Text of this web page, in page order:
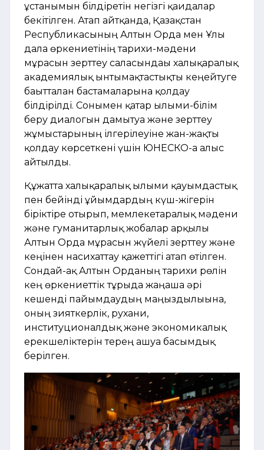
ұстанымын білдіретін негізгі қағидалар
бекітілген. Атап айтқанда, Қазақстан
Республикасының Алтын Орда мен Ұлы
дала өркениетінің тарихи-мәдени
мұрасын зерттеу саласындағы халықаралық
академиялық ынтымақтастықты кеңейтуге
бағытталған бастамаларына қолдау
білдірілді. Сонымен қатар ғылыми-білім
беру диалогын дамытуға және зерттеу
жұмыстарының ілгерілеуіне жан-жақты
қолдау көрсеткені үшін ЮНЕСКО-ға алғыс
айтылды.
Құжатта халықаралық ғылыми қауымдастық
пен бейінді ұйымдардың күш-жігерін
біріктіре отырып, мемлекетаралық мәдени
және гуманитарлық жобалар арқылы
Алтын Орда мұрасын жүйелі зерттеу және
кеңінен насихаттау қажеттігі атап өтілген.
Сондай-ақ Алтын Орданың тарихи рөлін
кең өркениеттік тұрғыда жаңаша әрі
кешенді пайымдаудың маңыздылығына,
оның зияткерлік, рухани,
институционалдық және экономикалық
ерекшеліктерін терең ашуға басымдық
берілген.